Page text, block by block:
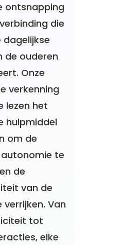
ontsnapping
die
de ouderen
Onze
verkenning
lezen het
hulpmiddel
om de
te
de
van de
verrijken. Van
tot
elke